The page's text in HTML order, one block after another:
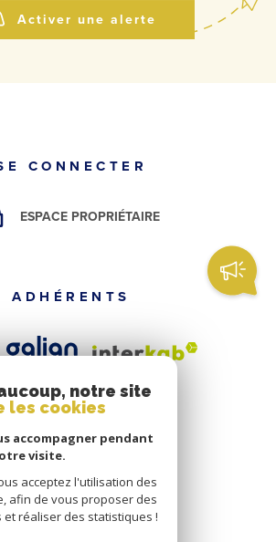
Activer une alerte
CONNECTER
ESPACE PROPRIÉTAIRE
ADHÉRENTS
notre site
les cookies
accompagner pendant
visite.
acceptez l'utilisation des
afin de vous proposer des
réaliser des statistiques !